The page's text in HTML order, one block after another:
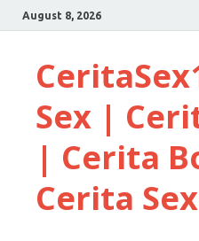
August 8, 2026
Sex |
| Cerita
Cerita